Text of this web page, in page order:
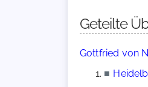
Geteilte
Gottfried von
■